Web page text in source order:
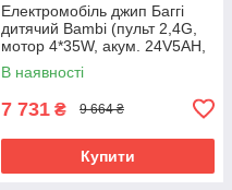
Електромобіль джип Баггі
дитячий Bambi (пульт 2,4G,
мотор 4*35W, акум. 24V5AH,
EVA, TF) JS330EBLR-11(24V)
Сірий
В наявності
7 731 ₴ 9 664 ₴
Купити